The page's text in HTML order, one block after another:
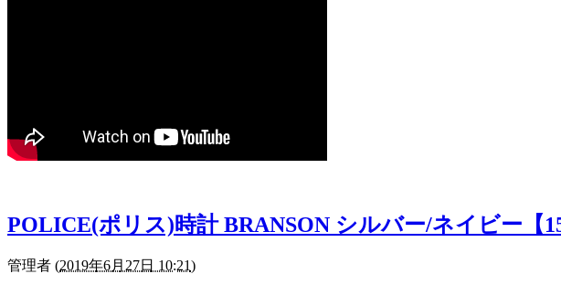
POLICE(ポリス)時計 BRANSON シルバー/ネイビー【
管理者 (2019年6月27日 10:21)